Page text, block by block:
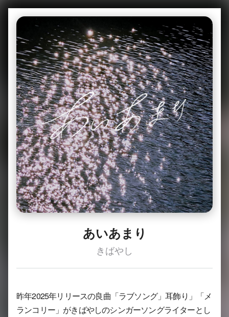
あいあまり
きばやし
昨年2025年リリースの良曲「ラブソング」耳飾り」「メ
ランコリー」がきばやしのシンガーソングライターとし